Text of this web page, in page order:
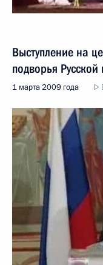
Выступление на
подворья
1 марта 2009 года